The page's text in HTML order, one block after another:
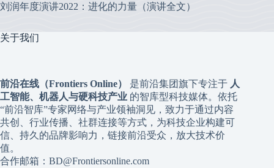
刘润年度演讲2022：进化的力量（演讲全文）
关于我们
前沿在线（Frontiers Online） 是前沿集团旗下专注于 人
工智能、机器人与硬科技产业 的智库型科技媒体。依托
“前沿智库”专家网络与产业领袖洞见，致力于通过内容
共创、行业传播、社群连接等方式，为科技企业构建可
信、持久的品牌影响力，链接前沿受众，放大技术价
值。
合作邮箱：BD@Frontiersonline.com